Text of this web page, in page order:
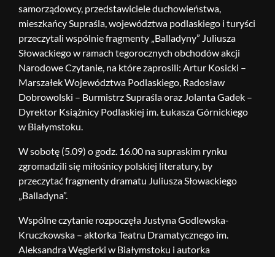
samorządowcy, przedstawiciele duchowieństwa,
mieszkańcy Supraśla, województwa podlaskiego i turyści
przeczytali wspólnie fragmenty „Balladyny” Juliusza
Słowackiego w ramach tegorocznych obchodów akcji
Narodowe Czytanie, na które zaprosili: Artur Kosicki –
Marszałek Województwa Podlaskiego, Radosław
Dobrowolski – Burmistrz Supraśla oraz Jolanta Gadek –
Dyrektor Książnicy Podlaskiej im. Łukasza Górnickiego
w Białymstoku.
W sobotę (5.09) o godz. 16.00 na supraskim rynku
zgromadzili się miłośnicy polskiej literatury, by
przeczytać fragmenty dramatu Juliusza Słowackiego
„Balladyna”.
Wspólne czytanie rozpoczęła Justyna Godlewska-
Kruczkowska – aktorka Teatru Dramatycznego im.
Aleksandra Węgierki w Białymstoku i autorka